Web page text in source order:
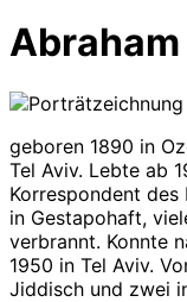
geboren 1890 in
Tel Aviv. Lebte ab
Korrespondent des
in Gestapohaft,
verbrannt. Konnte
1950 in Tel Aviv.
Jiddisch und zwei